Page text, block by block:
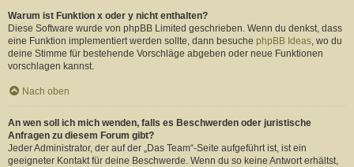
Warum ist Funktion x oder y nicht enthalten?
Diese Software wurde von phpBB Limited geschrieben. Wenn du denkst, dass
eine Funktion implementiert werden sollte, dann besuche phpBB Ideas, wo du
deine Stimme für bestehende Vorschläge abgeben oder neue Funktionen
vorschlagen kannst.
Nach oben
An wen soll ich mich wenden, falls es Beschwerden oder juristische
Anfragen zu diesem Forum gibt?
Jeder Administrator, der auf der „Das Team“-Seite aufgeführt ist, ist ein
geeigneter Kontakt für deine Beschwerde. Wenn du so keine Antwort erhältst,